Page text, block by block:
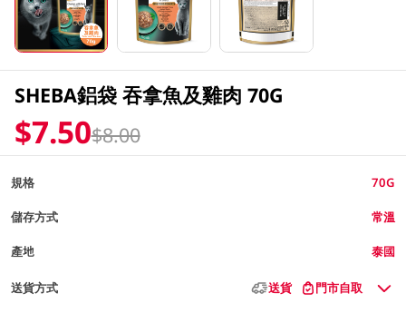
SHEBA鋁袋 吞拿魚及雞肉 70G
$7.50$8.00
規格 70G
儲存方式 常溫
產地 泰國
送貨方式 送貨 門市自取